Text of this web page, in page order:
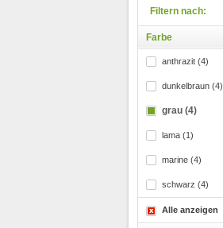
Filtern nach:
Farbe
anthrazit (4)
dunkelbraun (4)
grau (4)
lama (1)
marine (4)
schwarz (4)
Alle anzeigen